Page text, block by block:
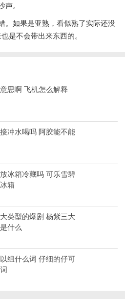
声。
。如果是亚熟，看似熟了实际还没
是不会带出来东西的。
思啊 飞机怎么解释
冲水喝吗 阿胶能不能
冰箱冷藏吗 可乐雪碧
箱
类型的爆剧 杨紫三大
什么
组什么词 仔细的仔可